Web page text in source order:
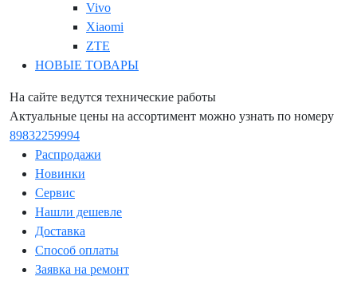
Vivo
Xiaomi
ZTE
НОВЫЕ ТОВАРЫ
На сайте ведутся технические работы
Актуальные цены на ассортимент можно узнать по номеру
89832259994
Распродажи
Новинки
Сервис
Нашли дешевле
Доставка
Способ оплаты
Заявка на ремонт